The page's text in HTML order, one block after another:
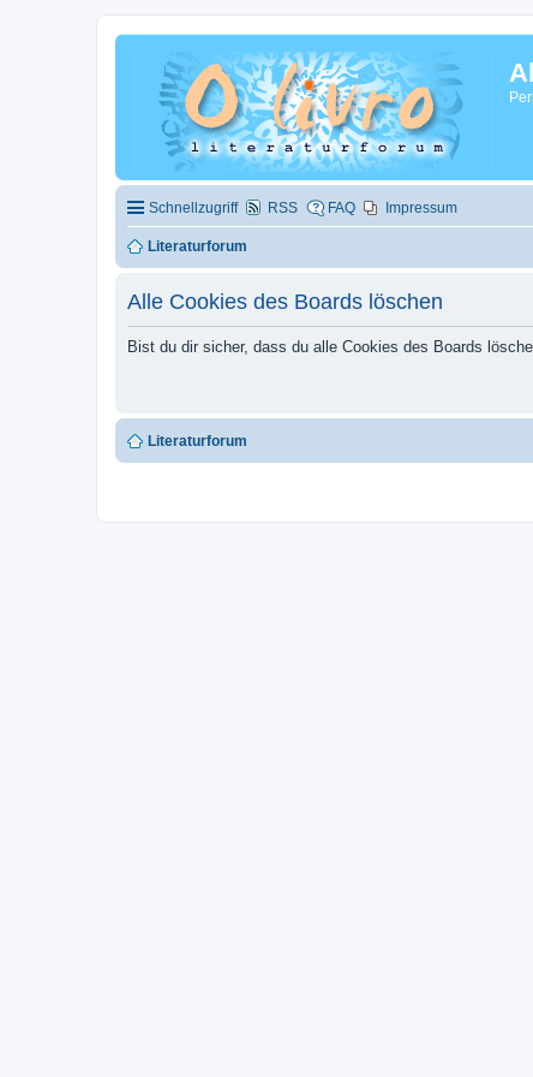
Schnellzugriff RSS FAQ Impressum
Literaturforum
Alle Cookies des Boards löschen
Bist du dir sicher, dass du alle Cookies des Boards
Literaturforum